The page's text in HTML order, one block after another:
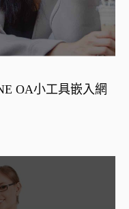
OA小工具嵌入網